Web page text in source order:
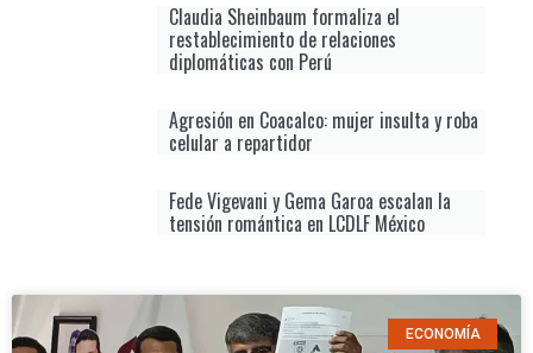
Claudia Sheinbaum formaliza el
restablecimiento de relaciones
diplomáticas con Perú
Agresión en Coacalco: mujer insulta y roba
celular a repartidor
Fede Vigevani y Gema Garoa escalan la
tensión romántica en LCDLF México
ECONOMÍA